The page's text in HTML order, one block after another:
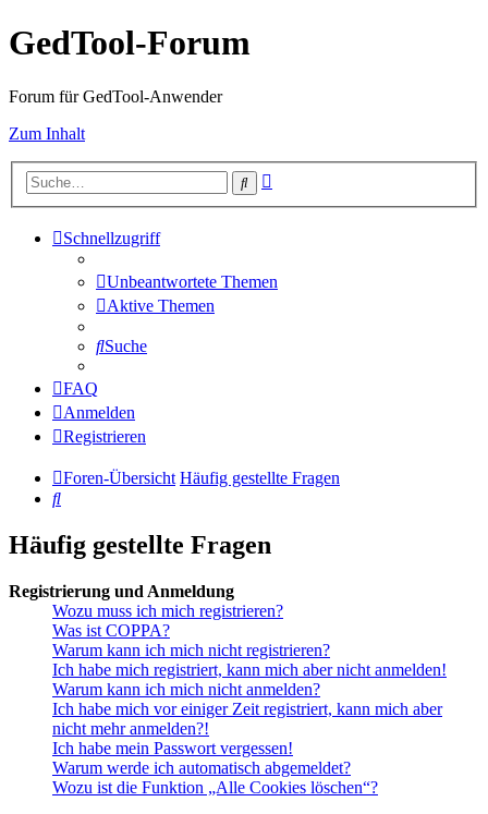
GedTool-Forum
Forum für GedTool-Anwender
Zum Inhalt
Suche
Schnellzugriff
Unbeantwortete Themen
Aktive Themen
Suche
FAQ
Anmelden
Registrieren
Foren-Übersicht Häufig gestellte Fragen
Suche
Häufig gestellte Fragen
Registrierung und Anmeldung
Wozu muss ich mich registrieren?
Was ist COPPA?
Warum kann ich mich nicht registrieren?
Ich habe mich registriert, kann mich aber nicht anmelden!
Warum kann ich mich nicht anmelden?
Ich habe mich vor einiger Zeit registriert, kann mich aber
nicht mehr anmelden?!
Ich habe mein Passwort vergessen!
Warum werde ich automatisch abgemeldet?
Wozu ist die Funktion „Alle Cookies löschen“?